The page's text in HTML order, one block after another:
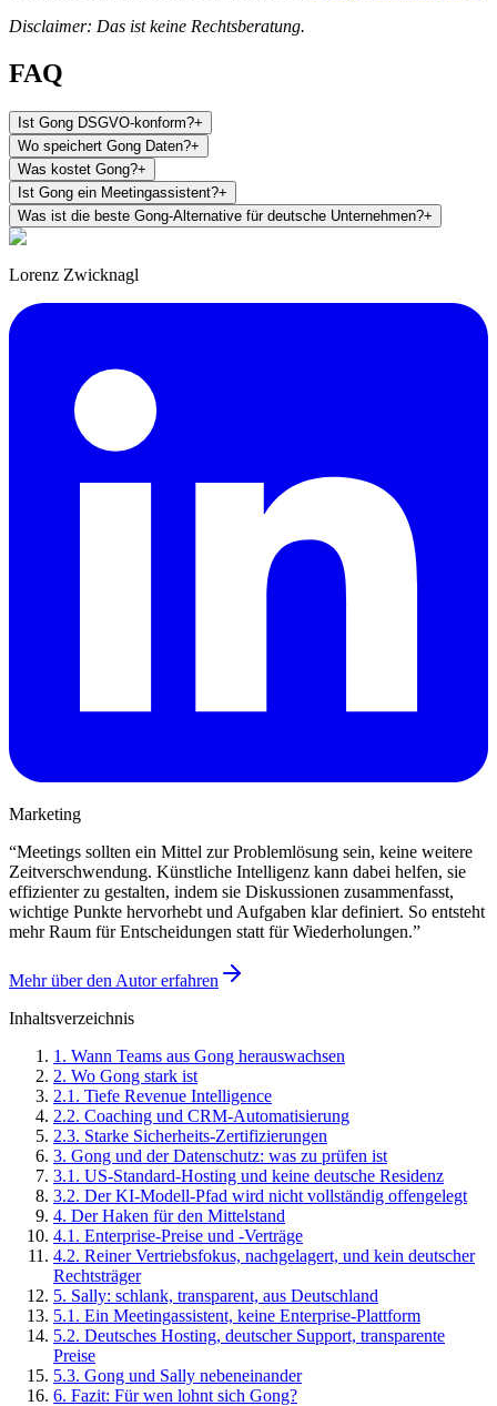
Disclaimer: Das ist keine Rechtsberatung.
FAQ
Ist Gong DSGVO-konform?+
Wo speichert Gong Daten?+
Was kostet Gong?+
Ist Gong ein Meetingassistent?+
Was ist die beste Gong-Alternative für deutsche Unternehmen?+
Lorenz Zwicknagl
Marketing
“Meetings sollten ein Mittel zur Problemlösung sein, keine weitere
Zeitverschwendung. Künstliche Intelligenz kann dabei helfen, sie
effizienter zu gestalten, indem sie Diskussionen zusammenfasst,
wichtige Punkte hervorhebt und Aufgaben klar definiert. So entsteht
mehr Raum für Entscheidungen statt für Wiederholungen.”
Mehr über den Autor erfahren
Inhaltsverzeichnis
1 . Wann Teams aus Gong herauswachsen
2. Wo Gong stark ist
2.1 . Tiefe Revenue Intelligence
2.2. Coaching und CRM-Automatisierung
2.3. Starke Sicherheits-Zertifizierungen
3. Gong und der Datenschutz: was zu prüfen ist
3.1 . US-Standard-Hosting und keine deutsche Residenz
3.2. Der KI-Modell-Pfad wird nicht vollständig offengelegt
4. Der Haken für den Mittelstand
4.1 . Enterprise-Preise und -Verträge
4.2. Reiner Vertriebsfokus, nachgelagert, und kein deutscher
Rechtsträger
5. Sally: schlank, transparent, aus Deutschland
5.1 . Ein Meetingassistent, keine Enterprise-Plattform
5.2. Deutsches Hosting, deutscher Support, transparente
Preise
5.3. Gong und Sally nebeneinander
6. Fazit: Für wen lohnt sich Gong?